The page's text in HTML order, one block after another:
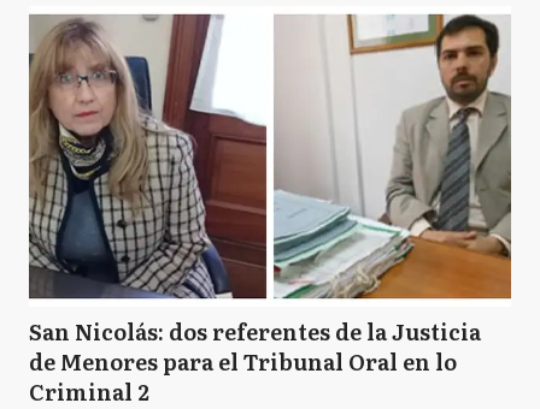
San Nicolás: dos referentes de la Justicia
de Menores para el Tribunal Oral en lo
Criminal 2